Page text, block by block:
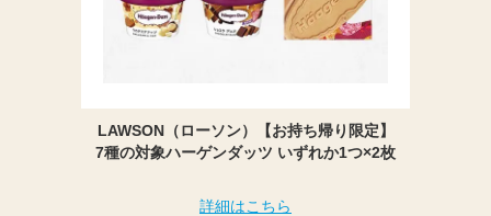
LAWSON（ローソン）【お持ち帰り限定】
7種の対象ハーゲンダッツ いずれか1つ×2枚
詳細はこちら